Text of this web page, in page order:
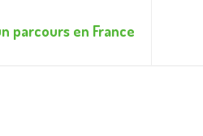
parcours en France